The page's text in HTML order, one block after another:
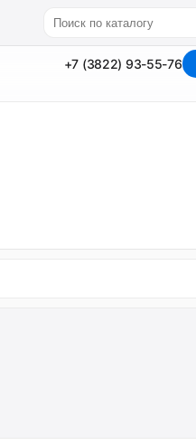
+7 (3822) 93-55-76